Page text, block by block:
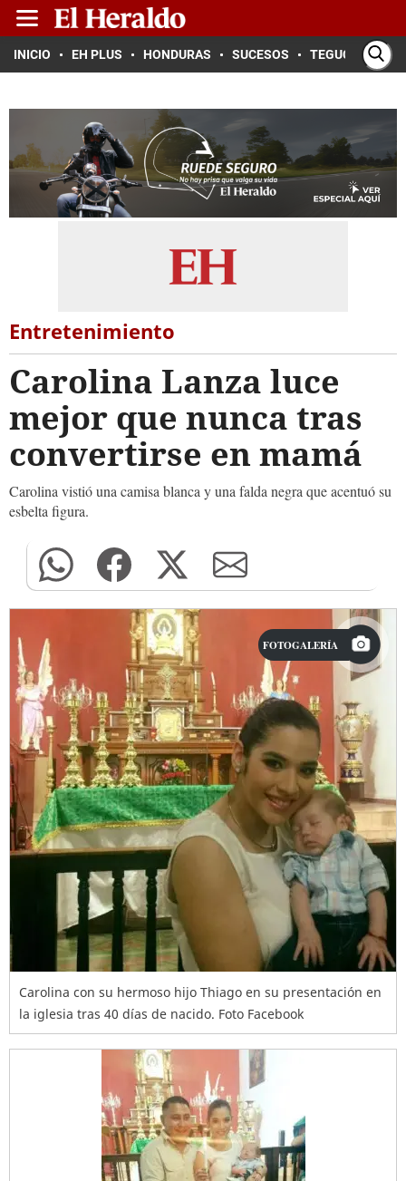
INICIO EH PLUS HONDURAS SUCESOS TEGUCIGALPA
Entretenimiento
Carolina Lanza luce
mejor que nunca tras
convertirse en mamá
Carolina vistió una camisa blanca y una falda negra que acentuó su
esbelta figura.
FOTOGALERÍA
Carolina con su hermoso hijo Thiago en su presentación en
la iglesia tras 40 días de nacido. Foto Facebook